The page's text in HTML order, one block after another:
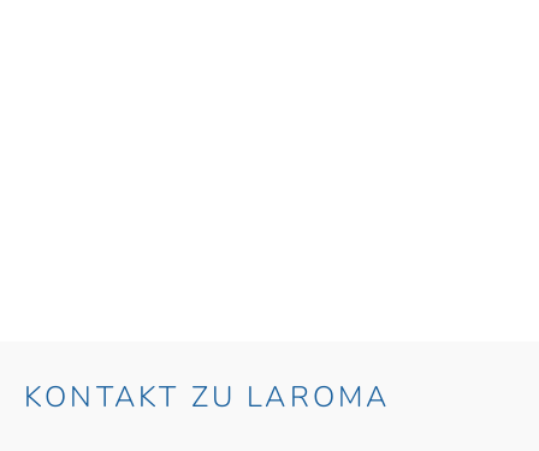
KONTAKT ZU LAROMA